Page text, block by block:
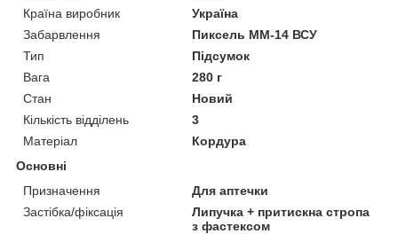
Країна виробник
Україна
Забарвлення
Пиксель ММ-14 ВСУ
Тип
Підсумок
Вага
280 г
Стан
Новий
Кількість відділень
3
Матеріал
Кордура
Основні
Призначення
Для аптечки
Застібка/фіксація
Липучка + притискна стропа
з фастексом